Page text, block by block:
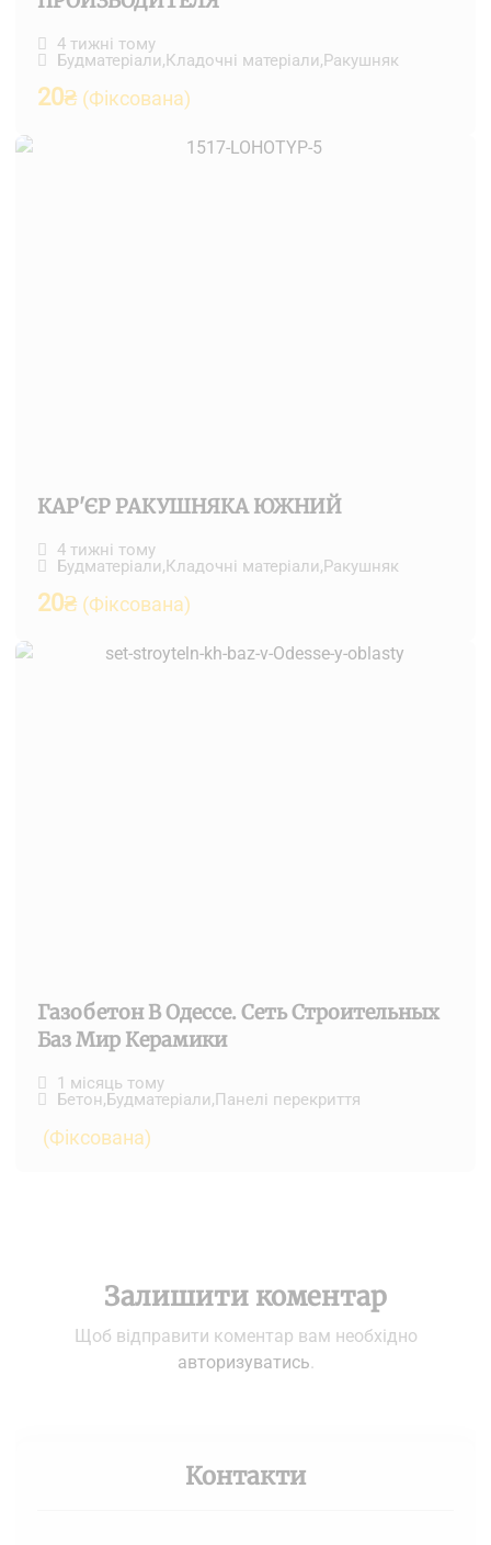
4 тижні тому
Будматеріали,Кладочні матеріали,Ракушняк
20₴ (Фіксована)
КАР'ЄР РАКУШНЯКА ЮЖНИЙ
4 тижні тому
Будматеріали,Кладочні матеріали,Ракушняк
20₴ (Фіксована)
Газобетон В Одессе. Сеть Строительных
Баз Мир Керамики
1 місяць тому
Бетон,Будматеріали,Панелі перекриття
(Фіксована)
Залишити коментар
Щоб відправити коментар вам необхідно
авторизуватись
Контакти